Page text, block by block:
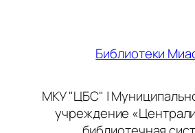
Библиотеки
МКУ "ЦБС" |
учреждение